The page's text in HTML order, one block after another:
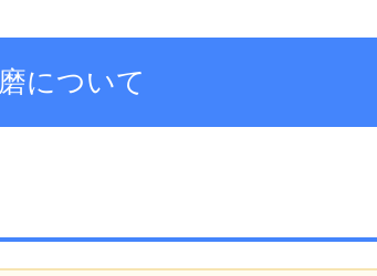
について